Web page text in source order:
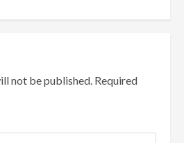
not be published. Required